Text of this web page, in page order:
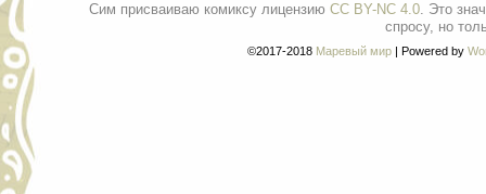
Сим присваиваю комиксу лицензию CC BY-NC 4.0. Это
спросу, но
©2017-2018 Маревый мир | Powered by